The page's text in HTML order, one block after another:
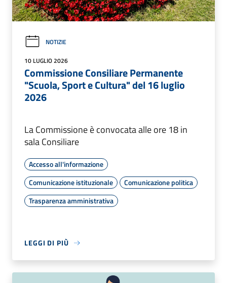
NOTIZIE
10 LUGLIO 2026
Commissione Consiliare Permanente
"Scuola, Sport e Cultura" del 16 luglio
2026
La Commissione è convocata alle ore 18 in
sala Consiliare
Accesso all'informazione
Comunicazione istituzionale
Comunicazione politica
Trasparenza amministrativa
LEGGI DI PIÙ